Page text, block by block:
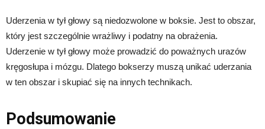
Uderzenia w tył głowy są niedozwolone w boksie. Jest to obszar,
który jest szczególnie wrażliwy i podatny na obrażenia.
Uderzenie w tył głowy może prowadzić do poważnych urazów
kręgosłupa i mózgu. Dlatego bokserzy muszą unikać uderzania
w ten obszar i skupiać się na innych technikach.
Podsumowanie